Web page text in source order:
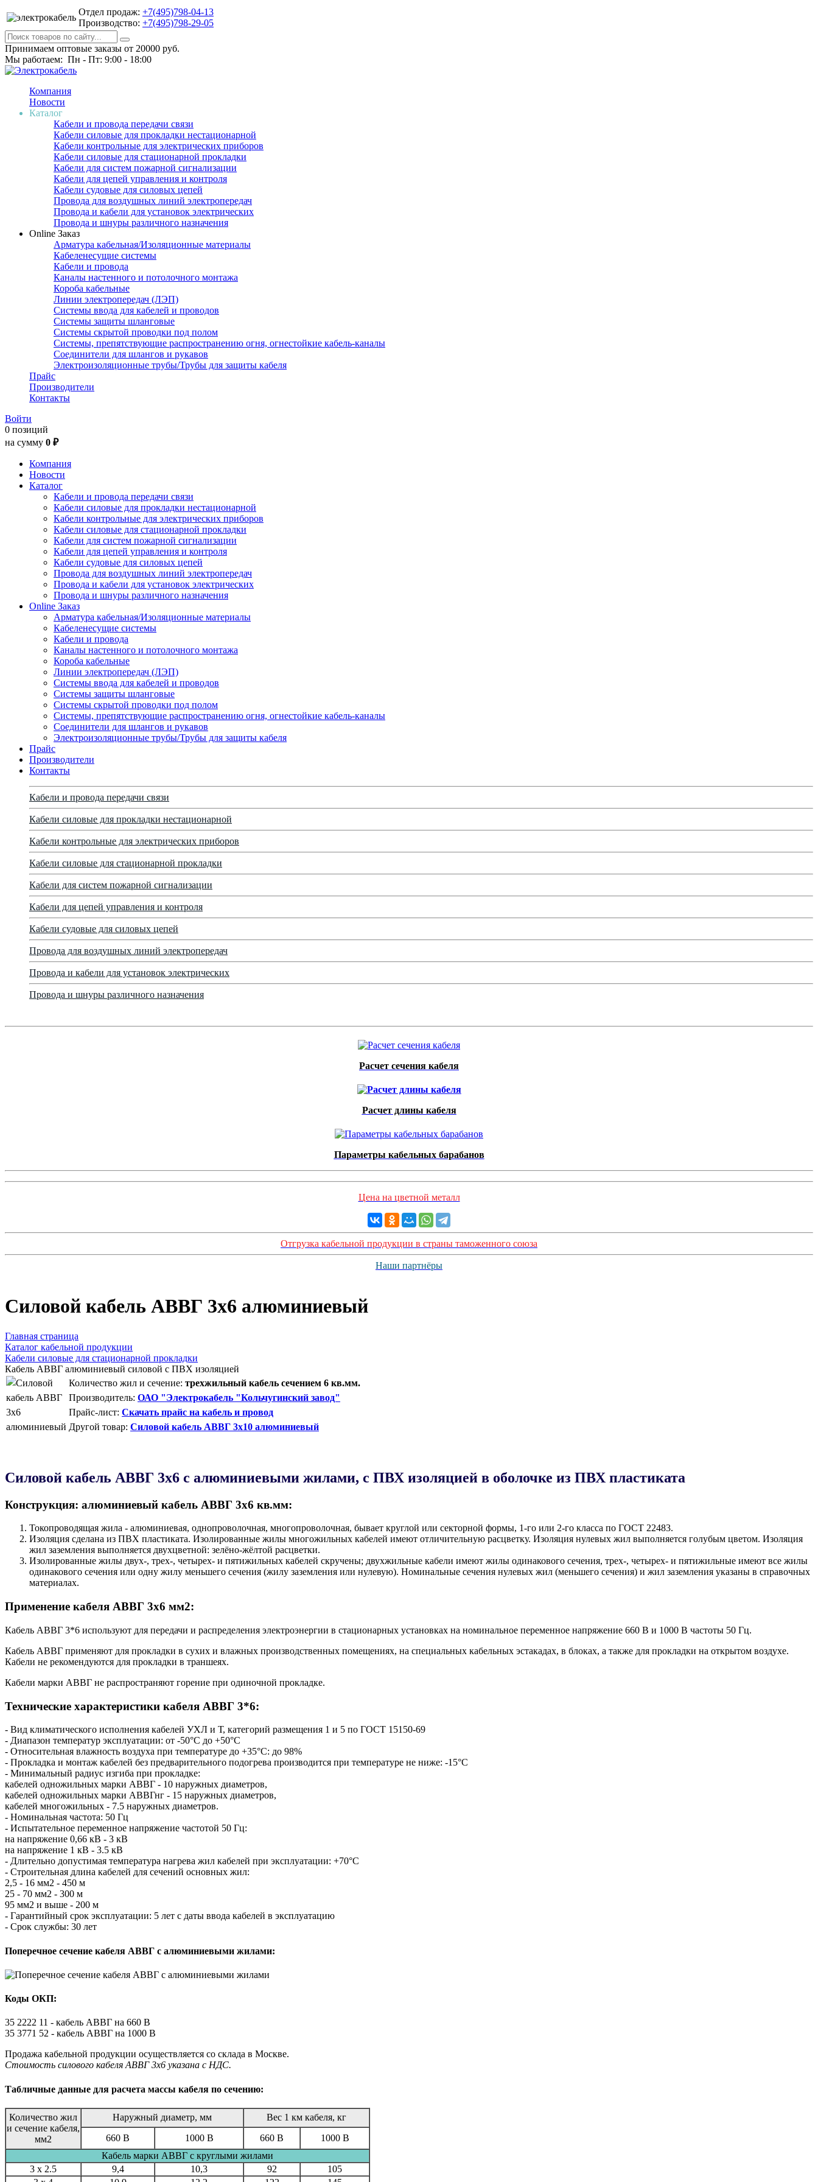
Отдел продаж: +7(495)798-04-13
Производство: +7(495)798-29-05
Принимаем оптовые заказы от 20000 руб.
Мы работаем: Пн - Пт: 9:00 - 18:00
Компания
Новости
Каталог
Кабели и провода передачи связи
Кабели силовые для прокладки нестационарной
Кабели контрольные для электрических приборов
Кабели силовые для стационарной прокладки
Кабели для систем пожарной сигнализации
Кабели для цепей управления и контроля
Кабели судовые для силовых цепей
Провода для воздушных линий электропередач
Провода и кабели для установок электрических
Провода и шнуры различного назначения
Online Заказ
Арматура кабельная/Изоляционные материалы
Кабеленесущие системы
Кабели и провода
Каналы настенного и потолочного монтажа
Короба кабельные
Линии электропередач (ЛЭП)
Системы ввода для кабелей и проводов
Системы защиты шланговые
Системы скрытой проводки под полом
Системы, препятствующие распространению огня, огнестойкие кабель-каналы
Соединители для шлангов и рукавов
Электроизоляционные трубы/Трубы для защиты кабеля
Прайс
Производители
Контакты
Войти
0 позиций
на сумму 0 ₽
Компания
Новости
Каталог
Кабели и провода передачи связи
Кабели силовые для прокладки нестационарной
Кабели контрольные для электрических приборов
Кабели силовые для стационарной прокладки
Кабели для систем пожарной сигнализации
Кабели для цепей управления и контроля
Кабели судовые для силовых цепей
Провода для воздушных линий электропередач
Провода и кабели для установок электрических
Провода и шнуры различного назначения
Online Заказ
Арматура кабельная/Изоляционные материалы
Кабеленесущие системы
Кабели и провода
Каналы настенного и потолочного монтажа
Короба кабельные
Линии электропередач (ЛЭП)
Системы ввода для кабелей и проводов
Системы защиты шланговые
Системы скрытой проводки под полом
Системы, препятствующие распространению огня, огнестойкие кабель-каналы
Соединители для шлангов и рукавов
Электроизоляционные трубы/Трубы для защиты кабеля
Прайс
Производители
Контакты
Кабели и провода передачи связи
Кабели силовые для прокладки нестационарной
Кабели контрольные для электрических приборов
Кабели силовые для стационарной прокладки
Кабели для систем пожарной сигнализации
Кабели для цепей управления и контроля
Кабели судовые для силовых цепей
Провода для воздушных линий электропередач
Провода и кабели для установок электрических
Провода и шнуры различного назначения
Расчет сечения кабеля
Расчет длины кабеля
Параметры кабельных барабанов
Цена на цветной металл
Отгрузка кабельной продукции в страны таможенного союза
Наши партнёры
Силовой кабель АВВГ 3х6 алюминиевый
Главная страница
Каталог кабельной продукции
Кабели силовые для стационарной прокладки
Кабель АВВГ алюминиевый силовой с ПВХ изоляцией
Количество жил и сечение: трехжильный кабель сечением 6 кв.мм.
Производитель: ОАО "Электрокабель "Кольчугинский завод"
Прайс-лист: Скачать прайс на кабель и провод
Другой товар: Силовой кабель АВВГ 3х10 алюминиевый
Силовой кабель АВВГ 3х6 с алюминиевыми жилами, с ПВХ изоляцией в оболочке из ПВХ пластиката
Конструкция: алюминиевый кабель АВВГ 3х6 кв.мм:
Токопроводящая жила - алюминиевая, однопроволочная, многопроволочная, бывает круглой или секторной формы, 1-го или 2-го класса по ГОСТ 22483.
Изоляция сделана из ПВХ пластиката. Изолированные жилы многожильных кабелей имеют отличительную расцветку. Изоляция нулевых жил выполняется голубым цветом. Изоляция
жил заземления выполняется двухцветной: зелёно-жёлтой расцветки.
Изолированные жилы двух-, трех-, четырех- и пятижильных кабелей скручены; двухжильные кабели имеют жилы одинакового сечения, трех-, четырех- и пятижильные имеют все жилы
одинакового сечения или одну жилу меньшего сечения (жилу заземления или нулевую). Номинальные сечения нулевых жил (меньшего сечения) и жил заземления указаны в справочных
материалах.
Применение кабеля АВВГ 3х6 мм2:
Кабель АВВГ 3*6 используют для передачи и распределения электроэнергии в стационарных установках на номинальное переменное напряжение 660 В и 1000 В частоты 50 Гц.
Кабель АВВГ применяют для прокладки в сухих и влажных производственных помещениях, на специальных кабельных эстакадах, в блоках, а также для прокладки на открытом воздухе.
Кабели не рекомендуются для прокладки в траншеях.
Кабели марки АВВГ не распространяют горение при одиночной прокладке.
Технические характеристики кабеля АВВГ 3*6:
- Вид климатического исполнения кабелей УХЛ и Т, категорий размещения 1 и 5 по ГОСТ 15150-69
- Диапазон температур эксплуатации: от -50°С до +50°С
- Относительная влажность воздуха при температуре до +35°С: до 98%
- Прокладка и монтаж кабелей без предварительного подогрева производится при температуре не ниже: -15°С
- Минимальный радиус изгиба при прокладке:
кабелей одножильных марки АВВГ - 10 наружных диаметров,
кабелей одножильных марки АВВГнг - 15 наружных диаметров,
кабелей многожильных - 7.5 наружных диаметров.
- Номинальная частота: 50 Гц
- Испытательное переменное напряжение частотой 50 Гц:
на напряжение 0,66 кВ - 3 кВ
на напряжение 1 кВ - 3.5 кВ
- Длительно допустимая температура нагрева жил кабелей при эксплуатации: +70°С
- Строительная длина кабелей для сечений основных жил:
2,5 - 16 мм2 - 450 м
25 - 70 мм2 - 300 м
95 мм2 и выше - 200 м
- Гарантийный срок эксплуатации: 5 лет с даты ввода кабелей в эксплуатацию
- Срок службы: 30 лет
Поперечное сечение кабеля АВВГ с алюминиевыми жилами:
Коды ОКП:
35 2222 11 - кабель АВВГ на 660 В
35 3771 52 - кабель АВВГ на 1000 В
Продажа кабельной продукции осуществляется со склада в Москве.
Стоимость силового кабеля АВВГ 3х6 указана с НДС.
Табличные данные для расчета массы кабеля по сечению:
Количество жил
и сечение кабеля,
мм2
Наружный диаметр, мм
Вес 1 км кабеля, кг
660 В
1000 В 660 В
1000 В
Кабель марки АВВГ с круглыми жилами
3 x 2.5
9,4 10,3 92
105